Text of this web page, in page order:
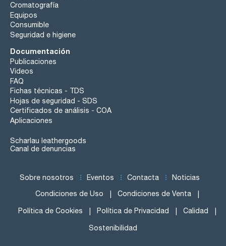
Cromatografía
Equipos
Consumible
Seguridad e higiene
Documentación
Publicaciones
Videos
FAQ
Fichas técnicas - TDS
Hojas de seguridad - SDS
Certificados de análisis - COA
Aplicaciones
Scharlau leathergoods
Canal de denuncias
Sobre nosotros Eventos Contacta Noticias
Condiciones de Uso Condiciones de Venta
Política de Cookies Política de Privacidad Calidad
Sostenibilidad